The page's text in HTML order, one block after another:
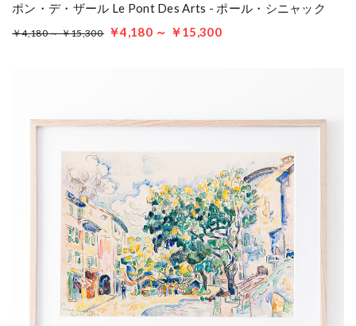
ポン・デ・ザール Le Pont Des Arts - ポール・シニャック
￥4,180 ～ ￥15,300 ￥4,180 ～ ￥15,300